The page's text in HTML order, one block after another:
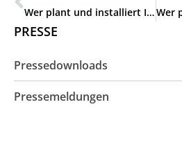
Wer plant und installiert ITK-Anlagen für Gewerbebetriebe in Dortmund?
PRESSE
Pressedownloads
Pressemeldungen